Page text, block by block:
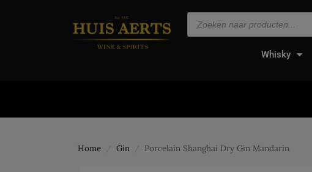
Whisky
Home / Gin / Porcelain Shanghai Dry Gin Mandarin